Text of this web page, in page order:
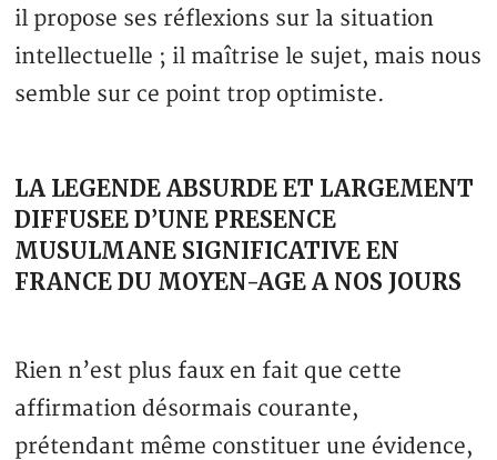
il propose ses réflexions sur la situation
intellectuelle ; il maîtrise le sujet, mais nous
semble sur ce point trop optimiste.
LA LEGENDE ABSURDE ET LARGEMENT
DIFFUSEE D’UNE PRESENCE
MUSULMANE SIGNIFICATIVE EN
FRANCE DU MOYEN-AGE A NOS JOURS
Rien n’est plus faux en fait que cette
affirmation désormais courante,
prétendant même constituer une évidence,